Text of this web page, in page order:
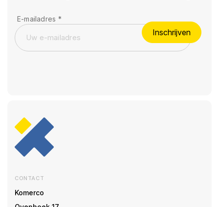
E-mailadres *
Inschrijven
CONTACT
Komerco